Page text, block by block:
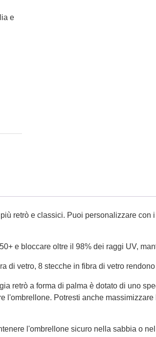
e
retrò e classici. Puoi personalizzare con
e bloccare oltre il 98% dei raggi UV,
di vetro, 8 stecche in fibra di vetro
retrò a forma di palma è dotato di uno
l'ombrellone. Potresti anche
l'ombrellone sicuro nella sabbia o